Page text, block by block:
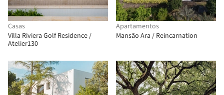
Casas
Villa Riviera Golf Residence /
Atelier130
Apartamentos
Mansão Ara / Reincarnation